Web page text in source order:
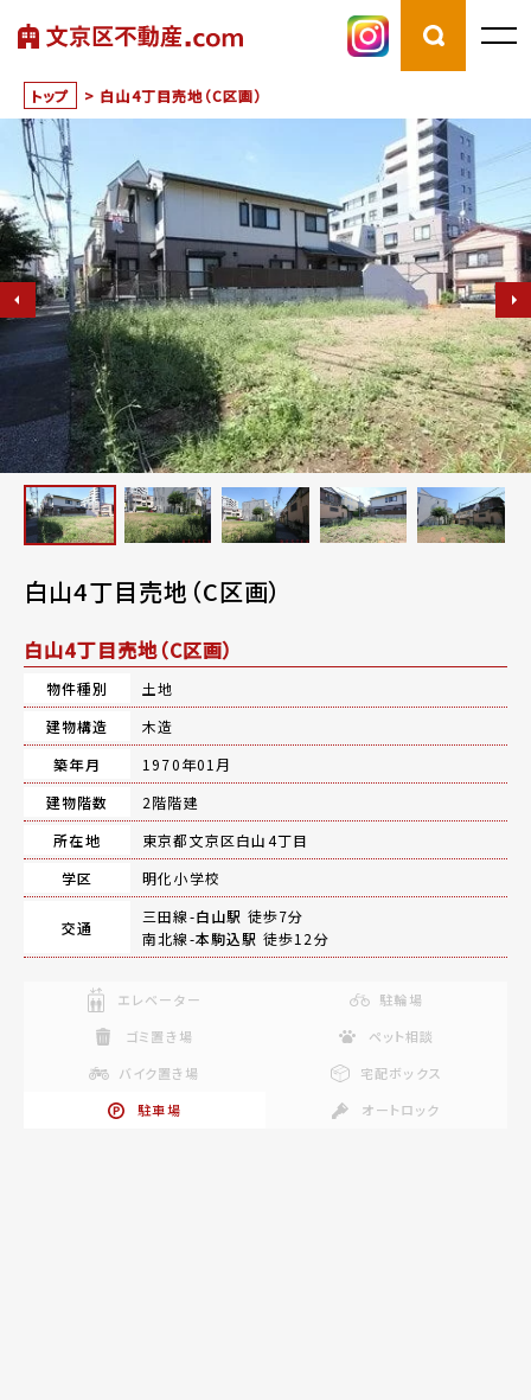
トップ > 白山4丁目売地（C区画）
白山4丁目売地（C区画）
白山4丁目売地（C区画）
物件種別
土地
建物構造
木造
築年月
1970年01月
建物階数
2階階建
所在地
東京都文京区白山4丁目
学区
明化小学校
交通
三田線-白山駅 徒歩7分
南北線-本駒込駅 徒歩12分
エレベーター
駐輪場
ゴミ置き場
ペット相談
バイク置き場
宅配ボックス
駐車場
オートロック